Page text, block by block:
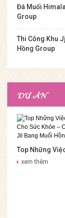
Đá Muối
Group
Thi Công Khu
Hồng Group
DỰ ÁN
Top Những
Nghĩa Cho Sức
xem thêm